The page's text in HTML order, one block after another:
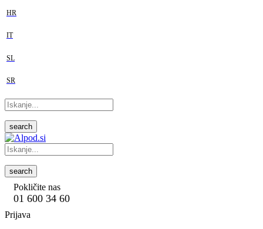
HR
IT
SL
SR
search
search
Pokličite nas
01 600 34 60
Prijava